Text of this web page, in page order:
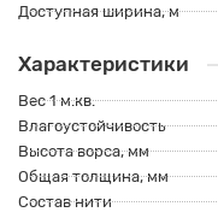
Доступная ширина, м
Характеристики
Вес 1 м.кв.
Влагоустойчивость
Высота ворса, мм
Общая толщина, мм
Состав нити